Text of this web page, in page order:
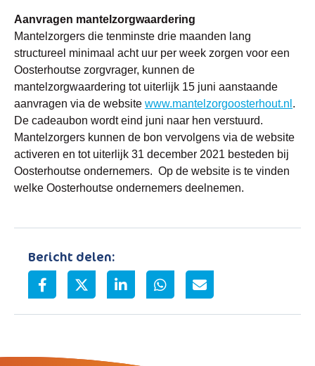
Aanvragen mantelzorgwaardering
Mantelzorgers die tenminste drie maanden lang
structureel minimaal acht uur per week zorgen voor een
Oosterhoutse zorgvrager, kunnen de
mantelzorgwaardering tot uiterlijk 15 juni aanstaande
aanvragen via de website www.mantelzorgoosterhout.nl .
De cadeaubon wordt eind juni naar hen verstuurd.
Mantelzorgers kunnen de bon vervolgens via de website
activeren en tot uiterlijk 31 december 2021 besteden bij
Oosterhoutse ondernemers. Op de website is te vinden
welke Oosterhoutse ondernemers deelnemen.
Bericht delen: